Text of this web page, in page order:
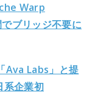
Warp
ブリッジ不要に
Ava Labs」と提
系企業初